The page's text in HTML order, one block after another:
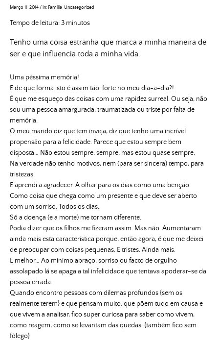
Março 11, 2014/in: Família Uncategorized
Tempo de leitura:3 minutos
Tenho uma coisa estranha que marca a minha maneira de
ser e que influencia toda a minha vida.
Uma péssima memória!
E de que forma isto é assim tão forte no meu dia-a-dia?!
É que me esqueço das coisas com uma rapidez surreal. Ou seja, não
sou uma pessoa amargurada, traumatizada ou triste por falta de
memória.
O meu marido diz que tem inveja, diz que tenho uma incrível
propensão para a felicidade. Parece que estou sempre bem
disposta… Não estou sempre, sempre, mas estou quase sempre.
Na verdade não tenho motivos, nem (para ser sincera) tempo, para
tristezas.
E aprendi a agradecer. A olhar para os dias como uma benção.
Como coisa que chega como um presente e que deve ser aberto
com um sorriso. Todos os dias.
Só a doença (e a morte) me tornam diferente.
Podia dizer que os filhos me fizeram assim. Mas não. Aumentaram
ainda mais esta característica porque, então agora, é que me deixei
de preocupar com coisas pequenas. E tristes. Ainda mais.
E melhor… Ao mínimo abraço, sorriso ou facto de orgulho
assolapado lá se apaga a tal infelicidade que tentava apoderar-se da
pessoa errada.
Quando encontro pessoas com dilemas profundos {sem os
realmente terem} e que pensam muito, que põem tudo em causa e
que vivem a analisar, fico super curiosa para saber como vivem,
como reagem, como se levantam das quedas. {também fico sem
fôlego}